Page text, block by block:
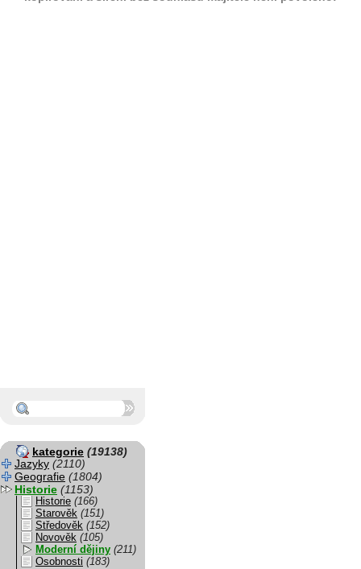
kategorie (19138)
Jazyky (2110)
Geografie (1804)
Historie (1153)
Historie (166)
Starověk (151)
Středověk (152)
Novověk (105)
Moderní dějiny (211)
Osobnosti (183)